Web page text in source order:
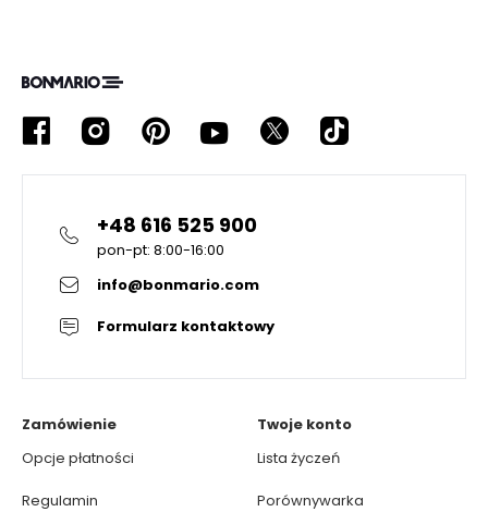
+48 616 525 900
pon-pt: 8:00-16:00
info@bonmario.com
Formularz kontaktowy
Zamówienie
Opcje płatności
Regulamin
Twoje konto
Lista życzeń
Porównywarka